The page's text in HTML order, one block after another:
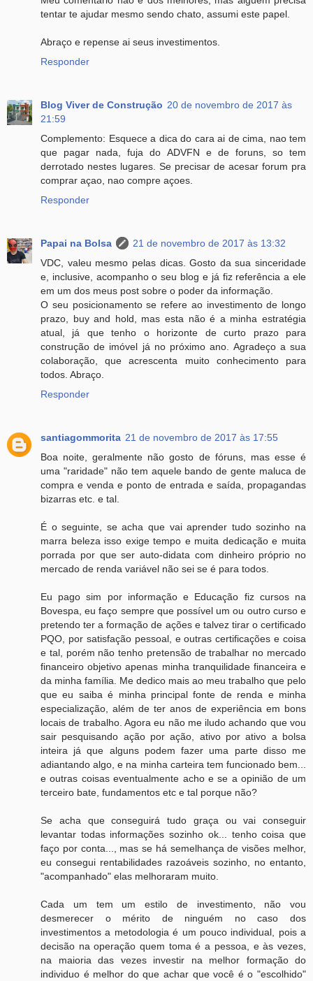
tentar te ajudar mesmo sendo chato, assumi este papel.
Abraço e repense ai seus investimentos.
Responder
Blog Viver de Construção 20 de novembro de 2017 às
21:59
Complemento: Esquece a dica do cara ai de cima, nao tem
que pagar nada, fuja do ADVFN e de foruns, so tem
derrotado nestes lugares. Se precisar de acesar forum pra
comprar açao, nao compre açoes.
Responder
Papai na Bolsa
21 de novembro de 2017 às 13:32
VDC, valeu mesmo pelas dicas. Gosto da sua sinceridade
e, inclusive, acompanho o seu blog e já fiz referência a ele
em um dos meus post sobre o poder da informação.
O seu posicionamento se refere ao investimento de longo
prazo, buy and hold, mas esta não é a minha estratégia
atual, já que tenho o horizonte de curto prazo para
construção de imóvel já no próximo ano. Agradeço a sua
colaboração, que acrescenta muito conhecimento para
todos. Abraço.
Responder
santiagommorita 21 de novembro de 2017 às 17:55
Boa noite, geralmente não gosto de fóruns, mas esse é
uma "raridade" não tem aquele bando de gente maluca de
compra e venda e ponto de entrada e saída, propagandas
bizarras etc. e tal.
É o seguinte, se acha que vai aprender tudo sozinho na
marra beleza isso exige tempo e muita dedicação e muita
porrada por que ser auto-didata com dinheiro próprio no
mercado de renda variável não sei se é para todos.
Eu pago sim por informação e Educação fiz cursos na
Bovespa, eu faço sempre que possível um ou outro curso e
pretendo ter a formação de ações e talvez tirar o certificado
PQO, por satisfação pessoal, e outras certificações e coisa
e tal, porém não tenho pretensão de trabalhar no mercado
financeiro objetivo apenas minha tranquilidade financeira e
da minha família. Me dedico mais ao meu trabalho que pelo
que eu saiba é minha principal fonte de renda e minha
especialização, além de ter anos de experiência em bons
locais de trabalho. Agora eu não me iludo achando que vou
sair pesquisando ação por ação, ativo por ativo a bolsa
inteira já que alguns podem fazer uma parte disso me
adiantando algo, e na minha carteira tem funcionado bem...
e outras coisas eventualmente acho e se a opinião de um
terceiro bate, fundamentos etc e tal porque não?
Se acha que conseguirá tudo graça ou vai conseguir
levantar todas informações sozinho ok... tenho coisa que
faço por conta..., mas se há semelhança de visões melhor,
eu consegui rentabilidades razoáveis sozinho, no entanto,
"acompanhado" elas melhoraram muito.
Cada um tem um estilo de investimento, não vou
desmerecer o mérito de ninguém no caso dos
investimentos a metodologia é um pouco individual, pois a
decisão na operação quem toma é a pessoa, e às vezes,
na maioria das vezes investir na melhor formação do
individuo é melhor do que achar que você é o "escolhido"